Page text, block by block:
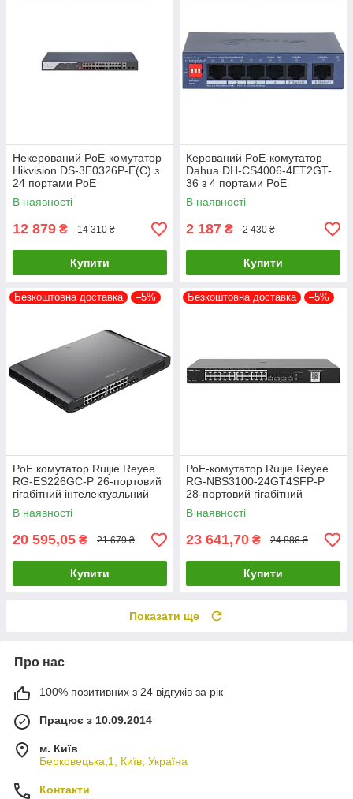
Некерований PoE-комутатор
Hikvision DS-3E0326P-E(C) з
24 портами PoE
В наявності
12 879 ₴ 14 310 ₴
Купити
Керований PoE-комутатор
Dahua DH-CS4006-4ET2GT-
36 з 4 портами PoE
В наявності
2 187 ₴ 2 430 ₴
Купити
Безкоштовна доставка –5%
PoE комутатор Ruijie Reyee
RG-ES226GC-P 26-портовий
гігабітний інтелектуальний
В наявності
20 595,05 ₴ 21 679 ₴
Купити
Безкоштовна доставка –5%
РоЕ-комутатор Ruijie Reyee
RG-NBS3100-24GT4SFP-P
28-портовий гігабітний
хмарний керований
В наявності
23 641,70 ₴ 24 886 ₴
Купити
Показати ще
Про нас
100% позитивних з 24 відгуків за рік
Працює з 10.09.2014
м. Київ
Берковецька,1, Київ, Україна
Контакти